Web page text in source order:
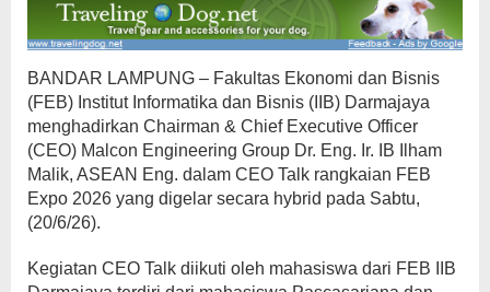
BANDAR LAMPUNG – Fakultas Ekonomi dan Bisnis
(FEB) Institut Informatika dan Bisnis (IIB) Darmajaya
menghadirkan Chairman & Chief Executive Officer
(CEO) Malcon Engineering Group Dr. Eng. Ir. IB Ilham
Malik, ASEAN Eng. dalam CEO Talk rangkaian FEB
Expo 2026 yang digelar secara hybrid pada Sabtu,
(20/6/26).
Kegiatan CEO Talk diikuti oleh mahasiswa dari FEB IIB